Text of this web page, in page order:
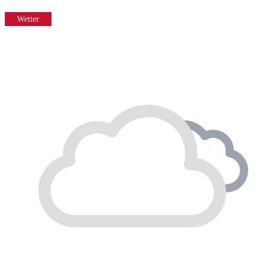
Wetter